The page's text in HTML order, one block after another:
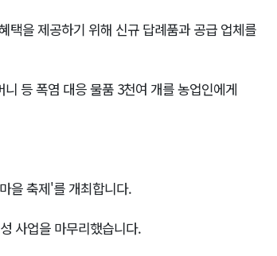
택을 제공하기 위해 신규 답례품과 공급 업체를
등 폭염 대응 물품 3천여 개를 농업인에게
을 축제'를 개최합니다.
사업을 마무리했습니다.